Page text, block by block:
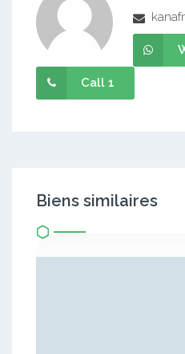
Call 1
Biens similaires